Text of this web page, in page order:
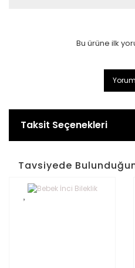
Bu ürüne ilk
Taksit Seçenekleri
Tavsiyede